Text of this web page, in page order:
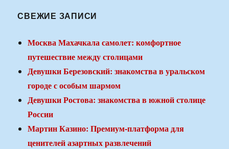
СВЕЖИЕ ЗАПИСИ
Москва Махачкала самолет: комфортное
путешествие между столицами
Девушки Березовский: знакомства в уральском
городе с особым шармом
Девушки Ростова: знакомства в южной столице
России
Мартин Казино: Премиум-платформа для
ценителей азартных развлечений